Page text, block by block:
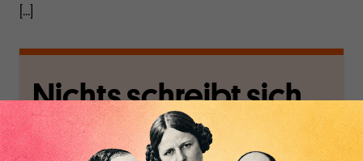
[...]
Nichts schreibt sich
von allein!